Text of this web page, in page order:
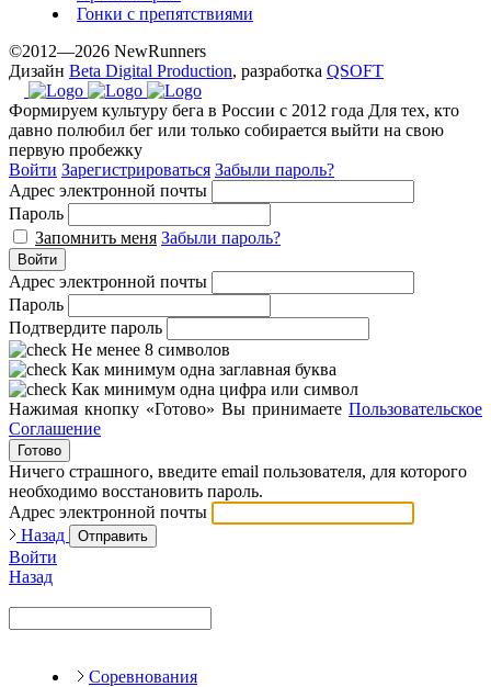
Гонки с препятствиями
©2012—2026 NewRunners
Дизайн Beta Digital Production, разработка QSOFT
Формируем культуру бега в России с 2012 года Для тех, кто
давно полюбил бег или только собирается выйти на свою
первую пробежку
Войти Зарегистрироваться Забыли пароль?
Адрес электронной почты
Пароль
Запомнить меня Забыли пароль?
Войти
Адрес электронной почты
Пароль
Подтвердите пароль
Не менее 8 символов
Как минимум одна заглавная буква
Как минимум одна цифра или символ
Нажимая кнопку «Готово» Вы принимаете Пользовательское
Соглашение
Готово
Ничего страшного, введите email пользователя, для которого
необходимо восстановить пароль.
Адрес электронной почты
Назад
Отправить
Войти
Назад
Соревнования